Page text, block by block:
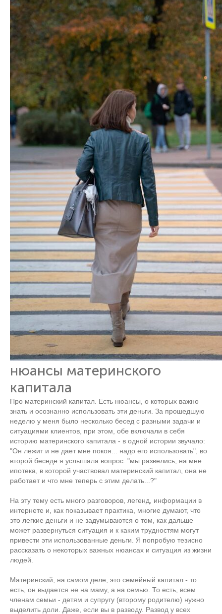
нюансы материнского
капитала
Про материнский капитал. Есть нюансы, о которых важно
знать и осознанно использовать эти деньги. За прошедшую
неделю у меня было несколько бесед с разными задачи и
ситуациями клиентов, при этом, обе включали в себя
историю материнского капитала - в одной истории звучало:
"Он лежит и не дает мне покоя... надо его использовать", во
второй беседе я услышала вопрос: "мы развелись, на мне
ипотека, в которой участвовал материнский капитал, она не
работает и что мне теперь с этим делать...?"
На эту тему есть много разговоров, легенд, информации в
интернете и, как показывает практика, многие думают, что
это легкие деньги и не задумываются о том, как дальше
может развернуться ситуация и к каким трудностям могут
привести эти использованные деньги. Я попробую тезисно
рассказать о некоторых важных нюансах и ситуация из жизни
людей.
Материнский, на самом деле, это семейный капитал - то
есть, он выдается не на маму, а на семью. То есть, всем
членам семьи - детям и супругу (второму родителю) нужно
выделить доли. Даже, если вы в разводу. Развод у всех